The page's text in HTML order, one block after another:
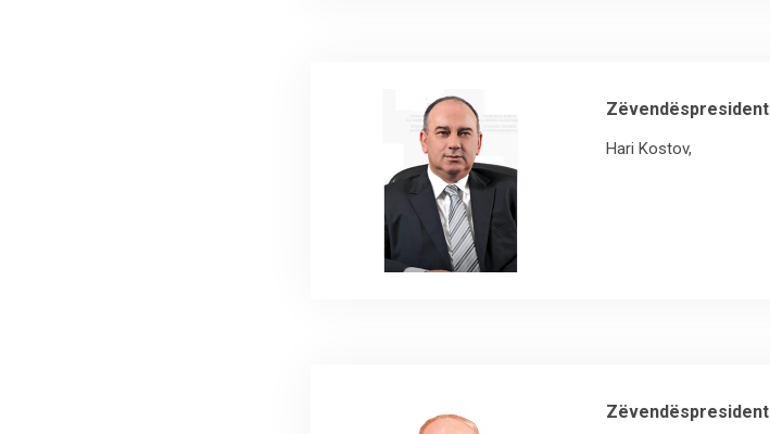
Zëvendëspresident
Hari Kostov,
Zëvendëspresident